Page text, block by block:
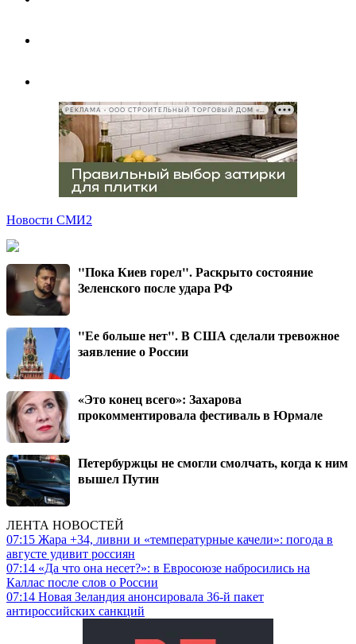
РЕКЛАМА • ООО СТРОИТЕЛЬНЫЙ ТОРГОВЫЙ ДОМ «ПЕТРОВИЧ», ИНН 7802348846
Новости СМИ2
"Пока Киев горел". Раскрыто состояние
Зеленского после удара РФ
"Ее больше нет". В США сделали тревожное
заявление о России
«Это конец всего»: Захарова
прокомментировала фестиваль в Юрмале
Петербуржцы не смогли смолчать, когда к ним
вышел Путин
ЛЕНТА НОВОСТЕЙ
07:15 Жара +34, ливни и «температурные качели»: погода в
августе удивит россиян
07:14 «Да что она несет?»: в Евросоюзе набросились на
Каллас после слов о России
07:14 Новая Зеландия анонсировала 36-й пакет
антироссийских санкций